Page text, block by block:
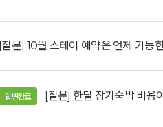
성공과 성장을 부르는 내면혁명 워크숍
08.30(일)
[질문] 10월 스테이 예약은 언제 가능
답변완료 [질문] 한달 장기숙박 비용